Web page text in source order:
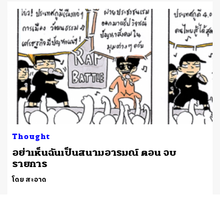
Thought
อย่าเห็นฉันเป็นสนามอารมณ์ ตอน จบ
รายการ
โดย สะอาด